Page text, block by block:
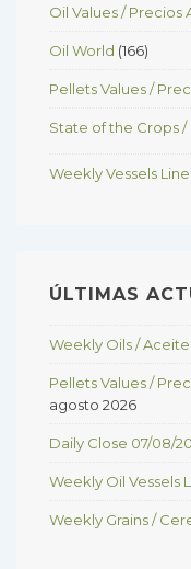
Oil Values / Precios
Oil World (166)
Pellets Values /
State of the Crops /
Weekly Vessels
ÚLTIMAS
Weekly Oils /
Pellets Values /
agosto 2026
Daily Close 07/08/
Weekly Oil Vessels
Weekly Grains /